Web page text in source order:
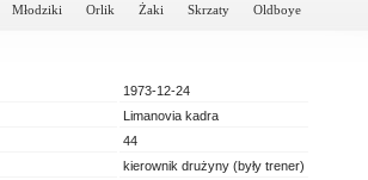
Młodziki Orlik Żaki Skrzaty Oldboye
1973-12-24
Limanovia kadra
44
kierownik drużyny (były trener)